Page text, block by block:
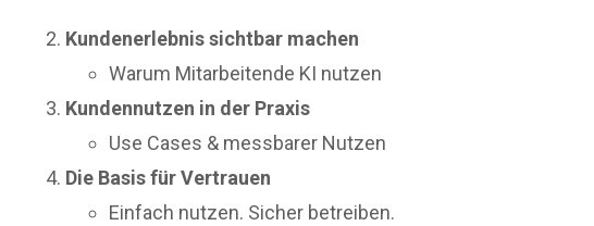
Kundenerlebnis sichtbar machen
Warum Mitarbeitende KI nutzen
Kundennutzen in der Praxis
Use Cases & messbarer Nutzen
Die Basis für Vertrauen
Einfach nutzen. Sicher betreiben.